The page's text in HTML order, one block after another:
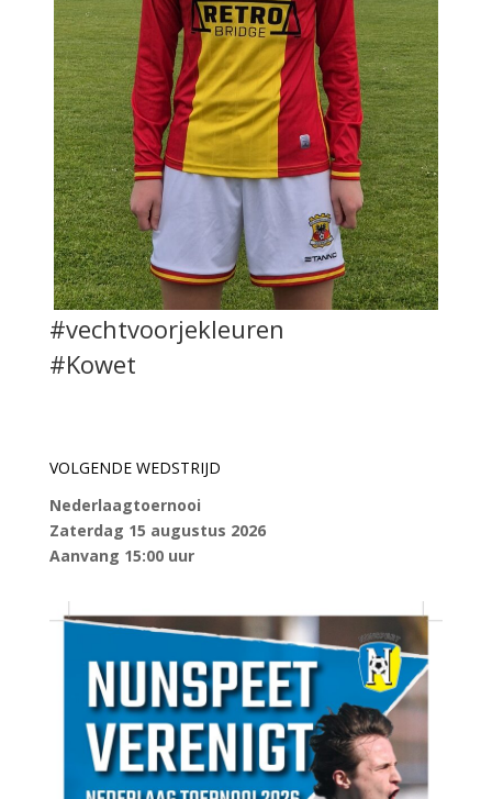
#vechtvoorjekleuren
#Kowet
VOLGENDE WEDSTRIJD
Nederlaagtoernooi
Zaterdag 15 augustus 2026
Aanvang 15:00 uur